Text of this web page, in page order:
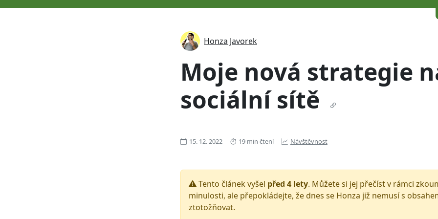
Honza Javorek
Moje nová strategie
sociální sítě
15. 12. 2022 19 min čtení Návštěvnost
Tento článek vyšel před 4 lety. Můžete si jej přečíst v rámci
minulosti, ale přepokládejte, že dnes se Honza již nemusí s
ztotožňovat.